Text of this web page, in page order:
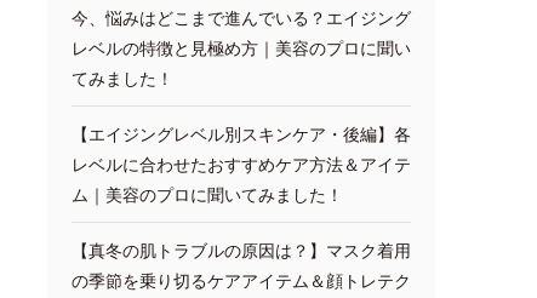
今、悩みはどこまで進んでいる？エイジング
レベルの特徴と見極め方｜美容のプロに聞い
てみました！
【エイジングレベル別スキンケア・後編】各
レベルに合わせたおすすめケア方法＆アイテ
ム｜美容のプロに聞いてみました！
【真冬の肌トラブルの原因は？】マスク着用
の季節を乗り切るケアアイテム＆顔トレテク